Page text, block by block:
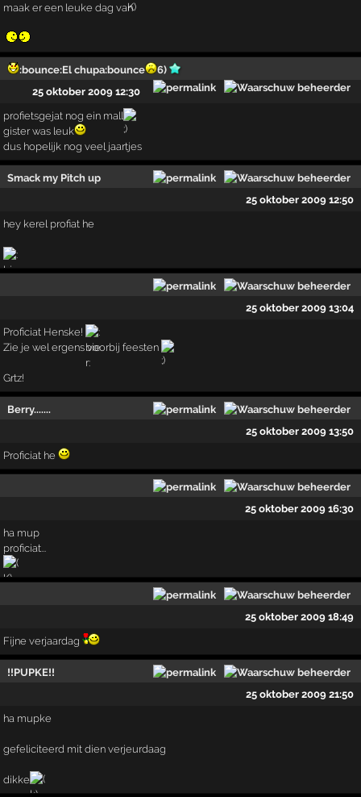
maak er een leuke dag van
:bounce:El chupa:bounce
6)
25 oktober 2009 12:30
profietsgejat nog ein mall
gister was leuk
dus hopelijk nog veel jaartjes
Smack my Pitch up
25 oktober 2009 12:50
hey kerel profiat he
25 oktober 2009 13:04
Proficiat Henske!
Zie je wel ergens voorbij feesten
Grtz!
Berry.......
25 oktober 2009 13:50
Proficiat he
25 oktober 2009 16:30
ha mup
proficiat...
25 oktober 2009 18:49
Fijne verjaardag
!!PUPKE!!
25 oktober 2009 21:50
ha mupke
gefeliciteerd mit dien verjeurdaag
dikke